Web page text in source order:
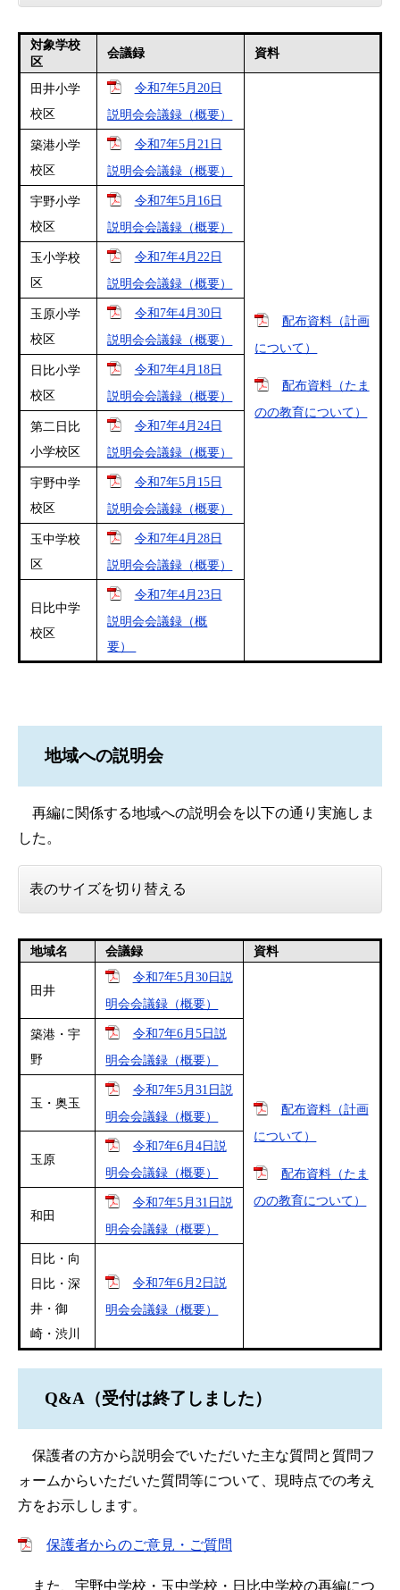
対象学校
区
会議録 資料
田井小学
校区
令和7年5月20日
説明会会議録（概要）
配布資料（計画
について）
配布資料（たま
のの教育について）
築港小学
校区
令和7年5月21日
説明会会議録（概要）
宇野小学
校区
令和7年5月16日
説明会会議録（概要）
玉小学校
区
令和7年4月22日
説明会会議録（概要）
玉原小学
校区
令和7年4月30日
説明会会議録（概要）
日比小学
校区
令和7年4月18日
説明会会議録（概要）
第二日比
小学校区
令和7年4月24日
説明会会議録（概要）
宇野中学
校区
令和7年5月15日
説明会会議録（概要）
玉中学校
区
令和7年4月28日
説明会会議録（概要）
日比中学
校区
令和7年4月23日
説明会会議録（概
要）
地域への説明会
再編に関係する地域への説明会を以下の通り実施しま
した。
表のサイズを切り替える
地域名 会議録 資料
田井
令和7年5月30日説
明会会議録（概要）
配布資料（計画
について）
配布資料（たま
のの教育について）
築港・宇
野
令和7年6月5日説
明会会議録（概要）
玉・奥玉
令和7年5月31日説
明会会議録（概要）
玉原
令和7年6月4日説
明会会議録（概要）
和田
令和7年5月31日説
明会会議録（概要）
日比・向
日比・深
井・御
崎・渋川
令和7年6月2日説
明会会議録（概要）
Q&A（受付は終了しました）
保護者の方から説明会でいただいた主な質問と質問フ
ォームからいただいた質問等について、現時点での考え
方をお示しします。
保護者からのご意見・ご質問
また、宇野中学校・玉中学校・日比中学校の再編につ